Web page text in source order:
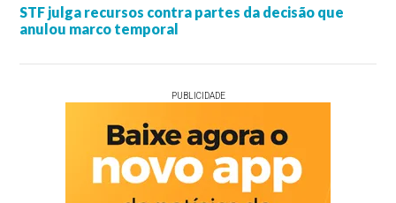
STF julga recursos contra partes da decisão que
anulou marco temporal
PUBLICIDADE